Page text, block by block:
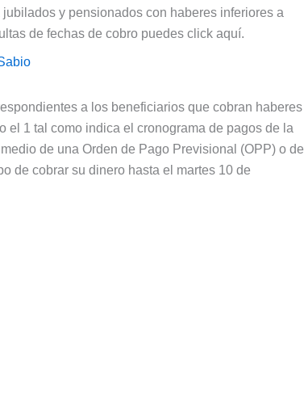
y pensionados con haberes inferiores a
de fechas de cobro puedes click aquí.
a los beneficiarios que cobran haberes
el 1 tal como indica el cronograma de pagos de la
de una Orden de Pago Previsional (OPP) o de
de cobrar su dinero hasta el martes 10 de